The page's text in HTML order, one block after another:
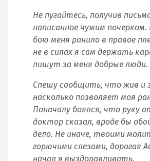
Не пугайтесь, получив
написанное чужим почерком.
бою меня ранило в правое
не в силах я сам держать
пишут за меня добрые люди.
Спешу сообщить, что жив и
насколько позволяет моя
Поначалу боялся, что руку
доктор сказал, вроде бы
дело. Не иначе, твоими
горючими слезами, дорогая
начал я выздоравливать.